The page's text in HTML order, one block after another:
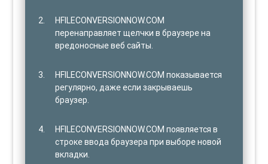
HFILECONVERSIONNOW.COM
перенаправляет щелчки в браузере на
вредоносные веб сайты.
HFILECONVERSIONNOW.COM показывается
регулярно, даже если закрываешь
браузер.
HFILECONVERSIONNOW.COM появляется в
строке ввода браузера при выборе новой
вкладки.